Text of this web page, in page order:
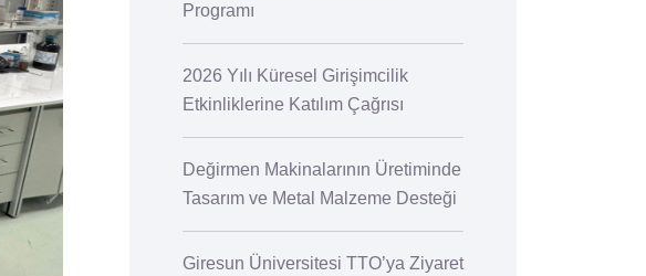
Programı
2026 Yılı Küresel Girişimcilik
Etkinliklerine Katılım Çağrısı
Değirmen Makinalarının Üretiminde
Tasarım ve Metal Malzeme Desteği
Giresun Üniversitesi TTO’ya Ziyaret